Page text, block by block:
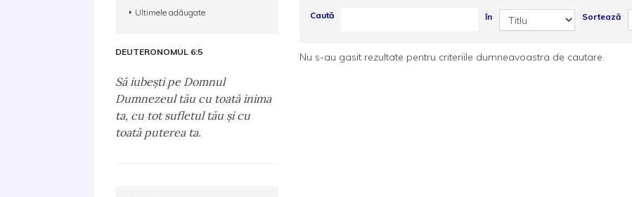
Caută în Sortează
Nu s-au gasit rezultate pentru criteriile dumneavoastra de cautare.
Ultimele adăugate
DEUTERONOMUL 6:5
Să iubeşti pe Domnul
Dumnezeul tău cu toată inima
ta, cu tot sufletul tău şi cu
toată puterea ta.